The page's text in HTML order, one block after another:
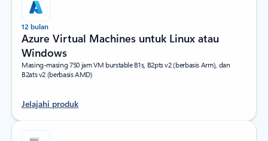
12 bulan
Azure Virtual Machines untuk Linux atau
Windows
Masing-masing 750 jam VM burstable B1s, B2pts v2 (berbasis Arm), dan
B2ats v2 (berbasis AMD)
Jelajahi produk